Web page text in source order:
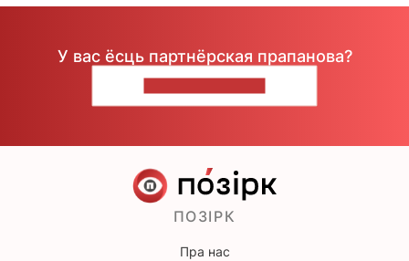
У вас ёсць партнёрская прапанова?
ПОЗІРК
Пра нас